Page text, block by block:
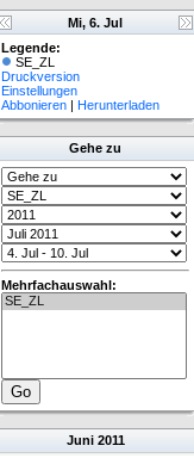
Mi, 6. Jul
Legende:
SE_ZL
Druckversion
Einstellungen
Abbonieren | Herunterladen
Gehe zu
Mehrfachauswahl:
Juni 2011